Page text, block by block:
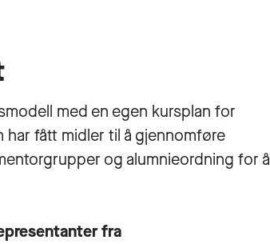
med en egen kursplan for
fått midler til å gjennomføre
og alumnieordning for å
fra